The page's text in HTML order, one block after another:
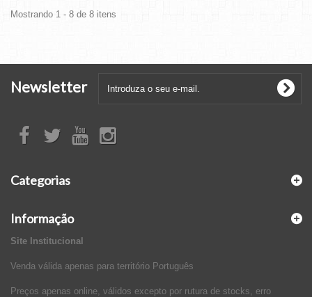
Mostrando 1 - 8 de 8 itens
Newsletter
Categorias
Informação
Site Institucional
Venda válida apenas para território Português
Preços apenas online, válidos excepto por rutura de stocks, erro